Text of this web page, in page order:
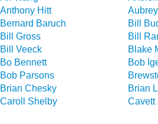
Anthony Hitt
Bernard Baruch
Bill
Bill Gross
Bill
Bill Veeck
Blake
Bo Bennett
Bob
Bob Parsons
Brian Chesky
Brian
Caroll Shelby
Cavett